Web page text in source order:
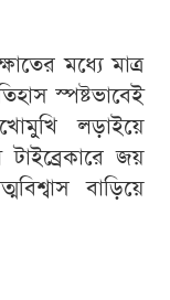
মধ্যে মাত্র
স্পষ্টভাবেই
লড়াইয়ে
জয়
বাড়িয়ে